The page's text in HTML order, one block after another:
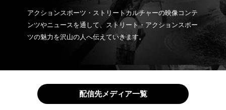
アクションスポーツ・ストリートカルチャーの映像コンテ
ンツやニュースを通して、ストリート・アクションスポー
ツの魅力を沢山の人へ伝えていきます。
配信先メディア一覧